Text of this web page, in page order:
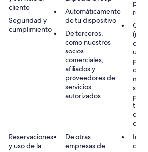
cliente
Seguridad y
cumplimiento
Automáticamente
de tu dispositivo
De terceros,
como nuestros
socios
comerciales,
afiliados y
proveedores de
servicios
autorizados
un
de
Reservaciones
y uso de la
De otras
empresas de